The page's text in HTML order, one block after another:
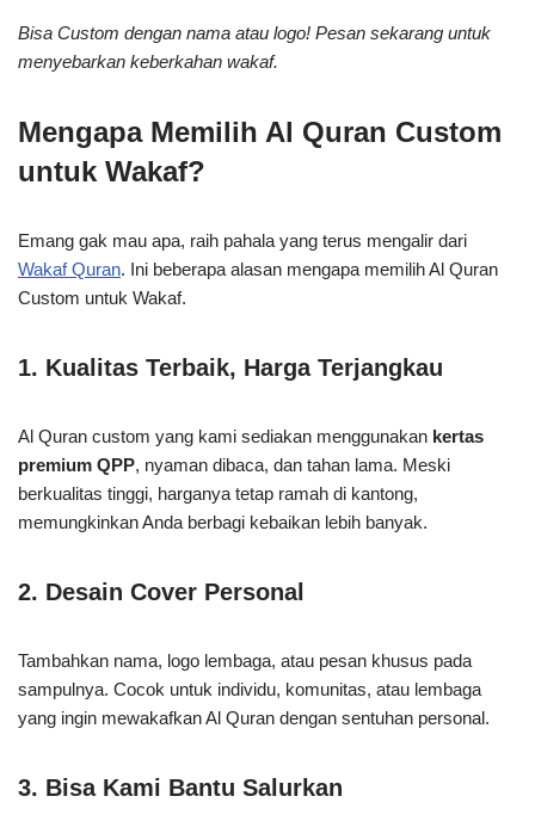
Bisa Custom dengan nama atau logo! Pesan sekarang untuk
menyebarkan keberkahan wakaf.
Mengapa Memilih Al Quran Custom
untuk Wakaf?
Emang gak mau apa, raih pahala yang terus mengalir dari
Wakaf Quran. Ini beberapa alasan mengapa memilih Al Quran
Custom untuk Wakaf.
1. Kualitas Terbaik, Harga Terjangkau
Al Quran custom yang kami sediakan menggunakan kertas
premium QPP, nyaman dibaca, dan tahan lama. Meski
berkualitas tinggi, harganya tetap ramah di kantong,
memungkinkan Anda berbagi kebaikan lebih banyak.
2. Desain Cover Personal
Tambahkan nama, logo lembaga, atau pesan khusus pada
sampulnya. Cocok untuk individu, komunitas, atau lembaga
yang ingin mewakafkan Al Quran dengan sentuhan personal.
3. Bisa Kami Bantu Salurkan